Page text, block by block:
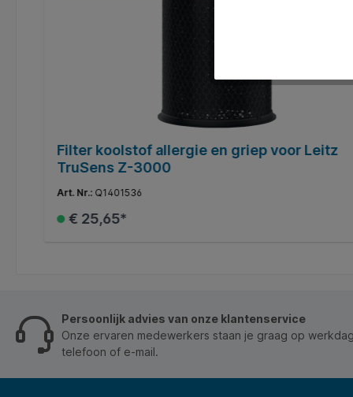
Filter koolstof allergie en griep voor Leitz
TruSens Z-3000
Art. Nr.: Q1401536
€ 25,65*
Persoonlijk advies van onze klantenservice
Onze ervaren medewerkers staan je graag op
telefoon of e-mail.